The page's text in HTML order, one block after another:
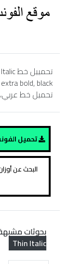
تحميل خط
تحميل
بحوثات
Thin Italic